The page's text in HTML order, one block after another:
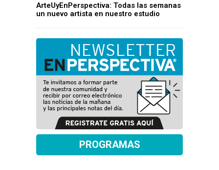
ArteUyEnPerspectiva: Todas las semanas
un nuevo artista en nuestro estudio
PROGRAMAS